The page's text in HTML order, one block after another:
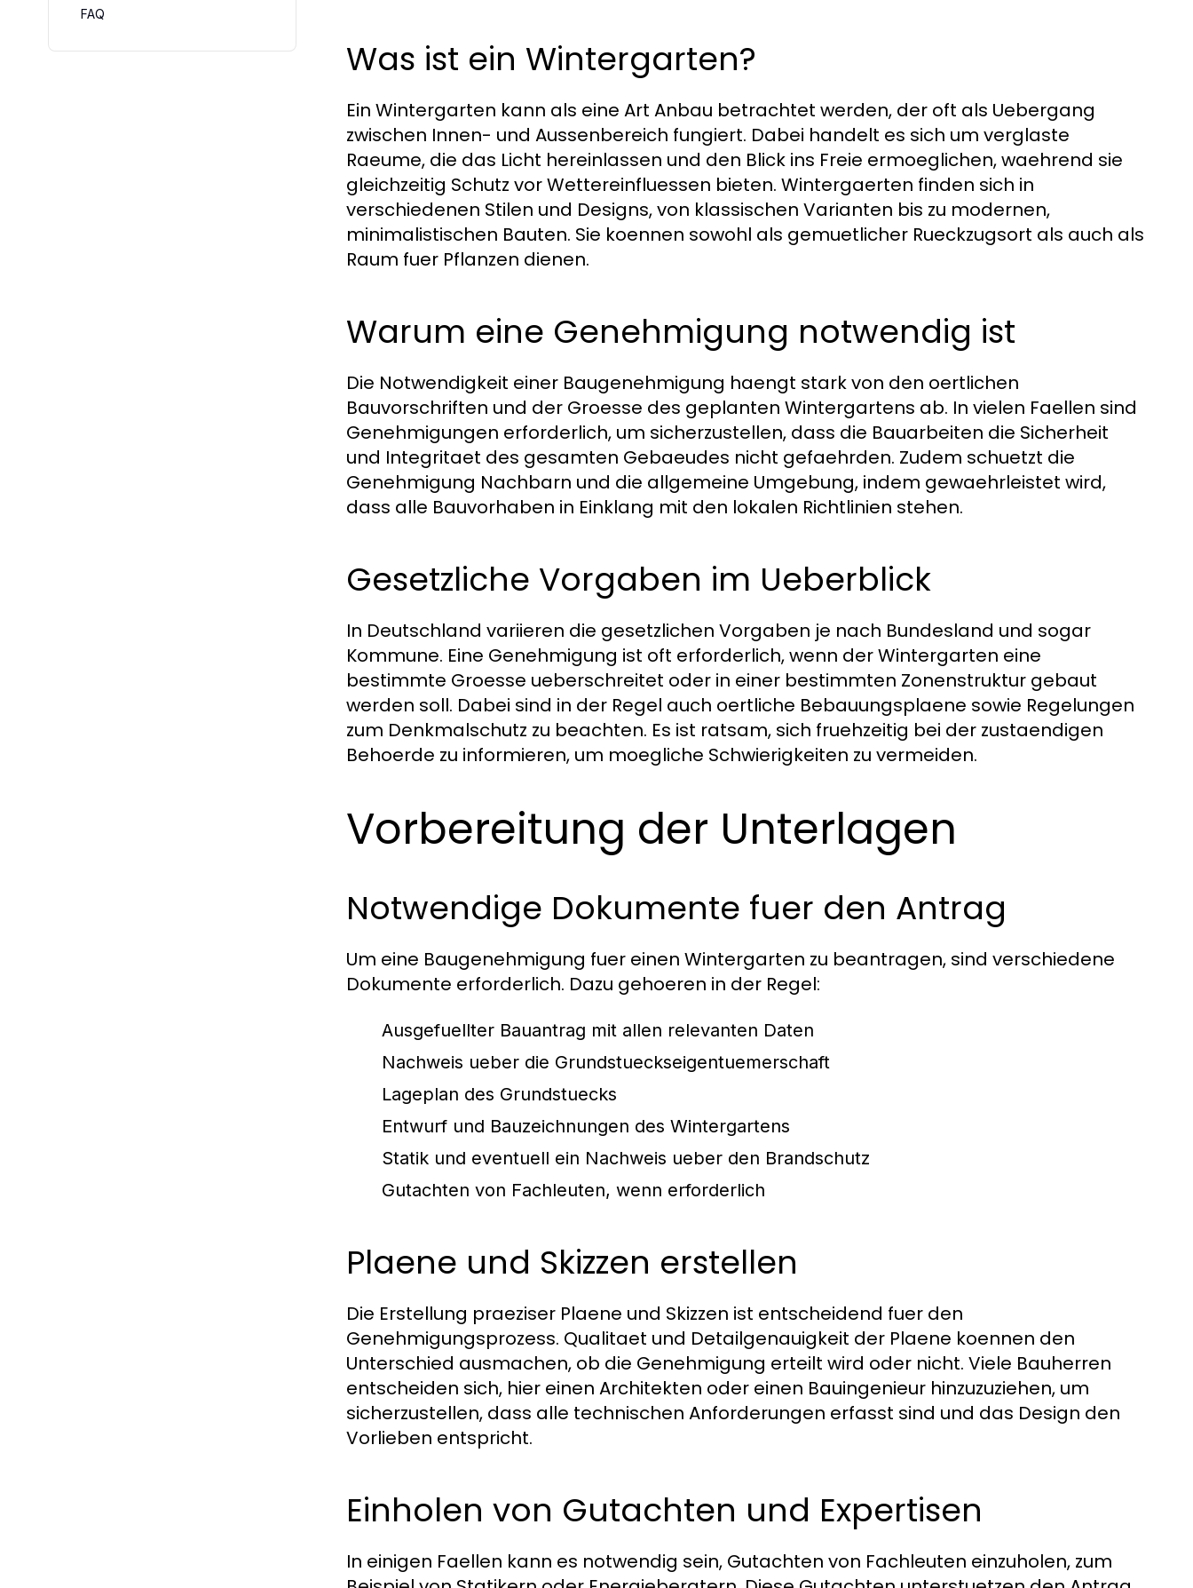
FAQ
Was ist ein Wintergarten?
Ein Wintergarten kann als eine Art Anbau betrachtet werden, der oft als Uebergang
zwischen Innen- und Aussenbereich fungiert. Dabei handelt es sich um verglaste
Raeume, die das Licht hereinlassen und den Blick ins Freie ermoeglichen, waehrend sie
gleichzeitig Schutz vor Wettereinfluessen bieten. Wintergaerten finden sich in
verschiedenen Stilen und Designs, von klassischen Varianten bis zu modernen,
minimalistischen Bauten. Sie koennen sowohl als gemuetlicher Rueckzugsort als auch als
Raum fuer Pflanzen dienen.
Warum eine Genehmigung notwendig ist
Die Notwendigkeit einer Baugenehmigung haengt stark von den oertlichen
Bauvorschriften und der Groesse des geplanten Wintergartens ab. In vielen Faellen sind
Genehmigungen erforderlich, um sicherzustellen, dass die Bauarbeiten die Sicherheit
und Integritaet des gesamten Gebaeudes nicht gefaehrden. Zudem schuetzt die
Genehmigung Nachbarn und die allgemeine Umgebung, indem gewaehrleistet wird,
dass alle Bauvorhaben in Einklang mit den lokalen Richtlinien stehen.
Gesetzliche Vorgaben im Ueberblick
In Deutschland variieren die gesetzlichen Vorgaben je nach Bundesland und sogar
Kommune. Eine Genehmigung ist oft erforderlich, wenn der Wintergarten eine
bestimmte Groesse ueberschreitet oder in einer bestimmten Zonenstruktur gebaut
werden soll. Dabei sind in der Regel auch oertliche Bebauungsplaene sowie Regelungen
zum Denkmalschutz zu beachten. Es ist ratsam, sich fruehzeitig bei der zustaendigen
Behoerde zu informieren, um moegliche Schwierigkeiten zu vermeiden.
Vorbereitung der Unterlagen
Notwendige Dokumente fuer den Antrag
Um eine Baugenehmigung fuer einen Wintergarten zu beantragen, sind verschiedene
Dokumente erforderlich. Dazu gehoeren in der Regel:
Ausgefuellter Bauantrag mit allen relevanten Daten
Nachweis ueber die Grundstueckseigentuemerschaft
Lageplan des Grundstuecks
Entwurf und Bauzeichnungen des Wintergartens
Statik und eventuell ein Nachweis ueber den Brandschutz
Gutachten von Fachleuten, wenn erforderlich
Plaene und Skizzen erstellen
Die Erstellung praeziser Plaene und Skizzen ist entscheidend fuer den
Genehmigungsprozess. Qualitaet und Detailgenauigkeit der Plaene koennen den
Unterschied ausmachen, ob die Genehmigung erteilt wird oder nicht. Viele Bauherren
entscheiden sich, hier einen Architekten oder einen Bauingenieur hinzuzuziehen, um
sicherzustellen, dass alle technischen Anforderungen erfasst sind und das Design den
Vorlieben entspricht.
Einholen von Gutachten und Expertisen
In einigen Faellen kann es notwendig sein, Gutachten von Fachleuten einzuholen, zum